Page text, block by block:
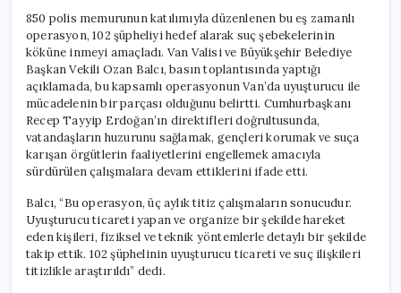
850 polis memurunun katılımıyla düzenlenen bu eş zamanlı
operasyon, 102 şüpheliyi hedef alarak suç şebekelerinin
köküne inmeyi amaçladı. Van Valisi ve Büyükşehir Belediye
Başkan Vekili Ozan Balcı, basın toplantısında yaptığı
açıklamada, bu kapsamlı operasyonun Van’da uyuşturucu ile
mücadelenin bir parçası olduğunu belirtti. Cumhurbaşkanı
Recep Tayyip Erdoğan’ın direktifleri doğrultusunda,
vatandaşların huzurunu sağlamak, gençleri korumak ve suça
karışan örgütlerin faaliyetlerini engellemek amacıyla
sürdürülen çalışmalara devam ettiklerini ifade etti.
Balcı, “Bu operasyon, üç aylık titiz çalışmaların sonucudur.
Uyuşturucu ticareti yapan ve organize bir şekilde hareket
eden kişileri, fiziksel ve teknik yöntemlerle detaylı bir şekilde
takip ettik. 102 şüphelinin uyuşturucu ticareti ve suç ilişkileri
titizlikle araştırıldı” dedi.